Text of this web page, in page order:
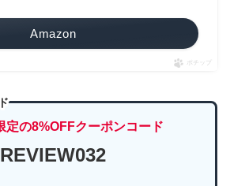
Amazon
ポチップ
定の8%OFFクーポンコード
REVIEW032